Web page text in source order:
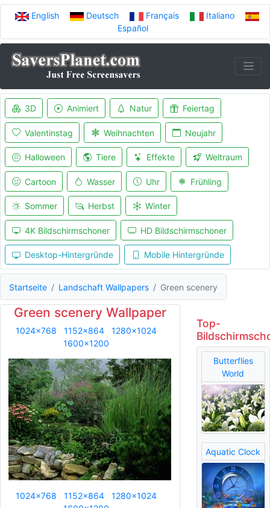
English Deutsch Français
Italiano
Español
3D Animiert Natur Feiertag
Valentinstag Weihnachten Neujahr
Halloween Tiere Effekte Weltraum
Cartoon Wasser Uhr Frühling
Sommer Herbst Winter
4K Bildschirmschoner HD Bildschirmschoner
Desktop-Hintergründe Mobile Hintergründe
Startseite Landschaft Wallpapers Green scenery
Green scenery Wallpaper
1024x768 1152x864
1280x1024
1600x1200
1024x768 1152x864
1280x1024
Top-
Butterflies
World
Aquatic Clock